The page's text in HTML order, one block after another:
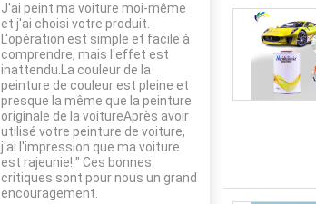
J'ai peint ma voiture moi-même
et j'ai choisi votre produit.
L'opération est simple et facile à
comprendre, mais l'effet est
inattendu.La couleur de la
peinture de couleur est pleine et
presque la même que la peinture
originale de la voitureAprès avoir
utilisé votre peinture de voiture,
j'ai l'impression que ma voiture
est rajeunie! " Ces bonnes
critiques sont pour nous un grand
encouragement.